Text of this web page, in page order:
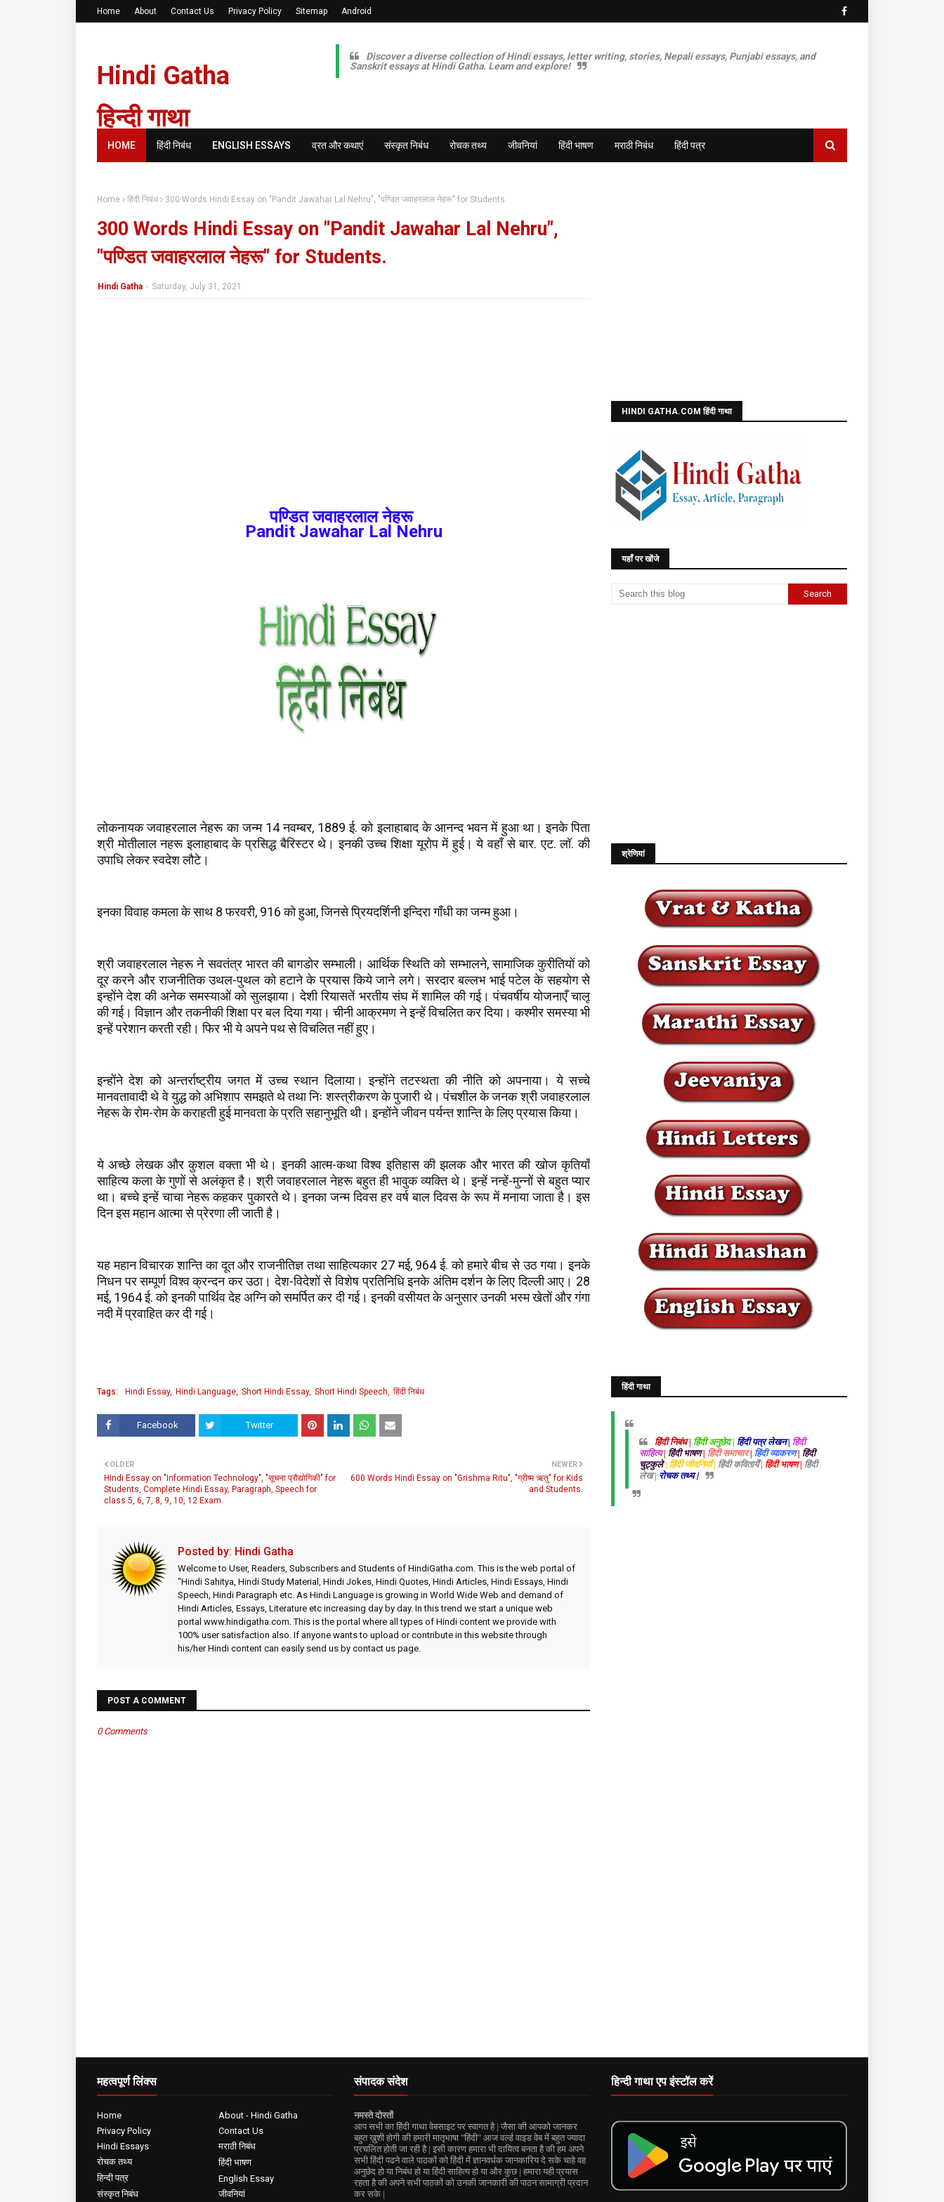
Home About Contact Us Privacy Policy Sitemap Android
Hindi Gatha
हिन्दी गाथा
Discover a diverse collection of Hindi essays, letter writing, stories, Nepali essays, Punjabi essays, and
Sanskrit essays at Hindi Gatha. Learn and explore!
HOME हिंदी निबंध ENGLISH ESSAYS व्रत और कथाएं संस्कृत निबंध रोचक तथ्य जीवनियां हिंदी भाषण मराठी निबंध हिंदी पत्र
Home हिंदी निबंध 300 Words Hindi Essay on "Pandit Jawahar Lal Nehru", "पण्डित जवाहरलाल नेहरू" for Students.
300 Words Hindi Essay on "Pandit Jawahar Lal Nehru",
"पण्डित जवाहरलाल नेहरू" for Students.
Hindi Gatha - Saturday, July 31, 2021
पण्डित जवाहरलाल नेहरू
Pandit Jawahar Lal Nehru
लोकनायक जवाहरलाल नेहरू का जन्म 14 नवम्बर, 1889 ई. को इलाहाबाद के आनन्द भवन में हुआ था। इनके पिता
श्री मोतीलाल नहरू इलाहाबाद के प्रसिद्ध बैरिस्टर थे। इनकी उच्च शिक्षा यूरोप में हुई। ये वहाँ से बार. एट. लॉ. की
उपाधि लेकर स्वदेश लौटे।
इनका विवाह कमला के साथ 8 फरवरी, 916 को हुआ, जिनसे प्रियदर्शिनी इन्दिरा गाँधी का जन्म हुआ।
श्री जवाहरलाल नेहरू ने सवतंत्र भारत की बागडोर सम्भाली। आर्थिक स्थिति को सम्भालने, सामाजिक कुरीतियों को
दूर करने और राजनीतिक उथल-पुथल को हटाने के प्रयास किये जाने लगे। सरदार बल्लभ भाई पटेल के सहयोग से
इन्होंने देश की अनेक समस्याओं को सुलझाया। देशी रियासतें भरतीय संघ में शामिल की गई। पंचवर्षीय योजनाएँ चालू
की गई। विज्ञान और तकनीकी शिक्षा पर बल दिया गया। चीनी आक्रमण ने इन्हें विचलित कर दिया। कश्मीर समस्या भी
इन्हें परेशान करती रही। फिर भी ये अपने पथ से विचलित नहीं हुए।
इन्होंने देश को अन्तर्राष्ट्रीय जगत में उच्च स्थान दिलाया। इन्होंने तटस्थता की नीति को अपनाया। ये सच्चे
मानवतावादी थे वे युद्ध को अभिशाप समझते थे तथा निः शस्त्रीकरण के पुजारी थे। पंचशील के जनक श्री जवाहरलाल
नेहरू के रोम-रोम के कराहती हुई मानवता के प्रति सहानुभूति थी। इन्होंने जीवन पर्यन्त शान्ति के लिए प्रयास किया।
ये अच्छे लेखक और कुशल वक्ता भी थे। इनकी आत्म-कथा विश्व इतिहास की झलक और भारत की खोज कृतियाँ
साहित्य कला के गुणों से अलंकृत है। श्री जवाहरलाल नेहरू बहुत ही भावुक व्यक्ति थे। इन्हें नन्हें-मुन्नों से बहुत प्यार
था। बच्चे इन्हें चाचा नेहरू कहकर पुकारते थे। इनका जन्म दिवस हर वर्ष बाल दिवस के रूप में मनाया जाता है। इस
दिन इस महान आत्मा से प्रेरणा ली जाती है।
यह महान विचारक शान्ति का दूत और राजनीतिज्ञ तथा साहित्यकार 27 मई, 964 ई. को हमारे बीच से उठ गया। इनके
निधन पर सम्पूर्ण विश्व क्रन्दन कर उठा। देश-विदेशों से विशेष प्रतिनिधि इनके अंतिम दर्शन के लिए दिल्ली आए। 28
मई, 1964 ई. को इनकी पार्थिव देह अग्नि को समर्पित कर दी गई। इनकी वसीयत के अनुसार उनकी भस्म खेतों और गंगा
नदी में प्रवाहित कर दी गई।
Tags: Hindi Essay Hindi Language Short Hindi Essay Short Hindi Speech हिंदी निबंध
Facebook Twitter
NEWER
600 Words Hindi Essay on "Grishma Ritu", "ग्रीष्म ऋतु" for Kids
and Students.
OLDER
Hindi Essay on "Information Technology", "सूचना प्रौद्योगिकी" for
Students, Complete Hindi Essay, Paragraph, Speech for
class 5, 6, 7, 8, 9, 10, 12 Exam.
Posted by: Hindi Gatha
Welcome to User, Readers, Subscribers and Students of HindiGatha.com. This is the web portal of
"Hindi Sahitya, Hindi Study Material, Hindi Jokes, Hindi Quotes, Hindi Articles, Hindi Essays, Hindi
Speech, Hindi Paragraph etc. As Hindi Language is growing in World Wide Web and demand of
Hindi Articles, Essays, Literature etc increasing day by day. In this trend we start a unique web
portal www.hindigatha.com. This is the portal where all types of Hindi content we provide with
100% user satisfaction also. If anyone wants to upload or contribute in this website through
his/her Hindi content can easily send us by contact us page.
POST A COMMENT
0 Comments
HINDI GATHA.COM हिंदी गाथा
यहाँ पर खोंजे
श्रेणियां
हिंदी गाथा
हिंदी निबंध | हिंदी अनुछेद | हिंदी पत्र लेखन | हिंदी
साहित्य| हिंदी भाषण| हिंदी समाचार| हिंदी व्याकरण| हिंदी
चुट्कुले| हिंदी जीवनियाँ | हिंदी कवितायेँ | हिंदी भाषण | हिंदी
लेख | रोचक तथ्य |
महत्वपूर्ण लिंक्स
Home
About - Hindi Gatha
Privacy Policy
Contact Us
Hindi Essays
मराठी निबंध
रोचक तथ्य
हिंदी भाषण
हिन्दी पत्र
English Essay
संस्कृत निबंध
जीवनियां
संपादक संदेश
नमस्ते दोस्तों
आप सभी का हिंदी गाथा वेबसाइट पर स्वागत है | जैसा की आपको जानकर
बहुत ख़ुशी होगी की हमारी मातृभाषा "हिंदी" आज वर्ल्ड वाइड वेब में बहुत ज्यादा
प्रचलित होती जा रही है | इसी कारण हमारा भी दायित्व बनता है की हम अपने
सभी हिंदी पढने वाले पाठकों को हिंदी में ज्ञानवर्धक जानकारिय दे सके चाहे वह
अनुछेद हो या निबंध हो या हिंदी साहित्य हो या और कुछ | हमारा यही प्रयास
रहता है की अपने सभी पाठकों को उनकी जानकारी की पाठन सामाग्री प्रदान
कर सके |
हिन्दी गाथा एप इंस्टॉल करें